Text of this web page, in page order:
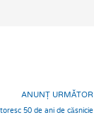
ANUNȚ URMĂTOR
50 de ani de căsnicie